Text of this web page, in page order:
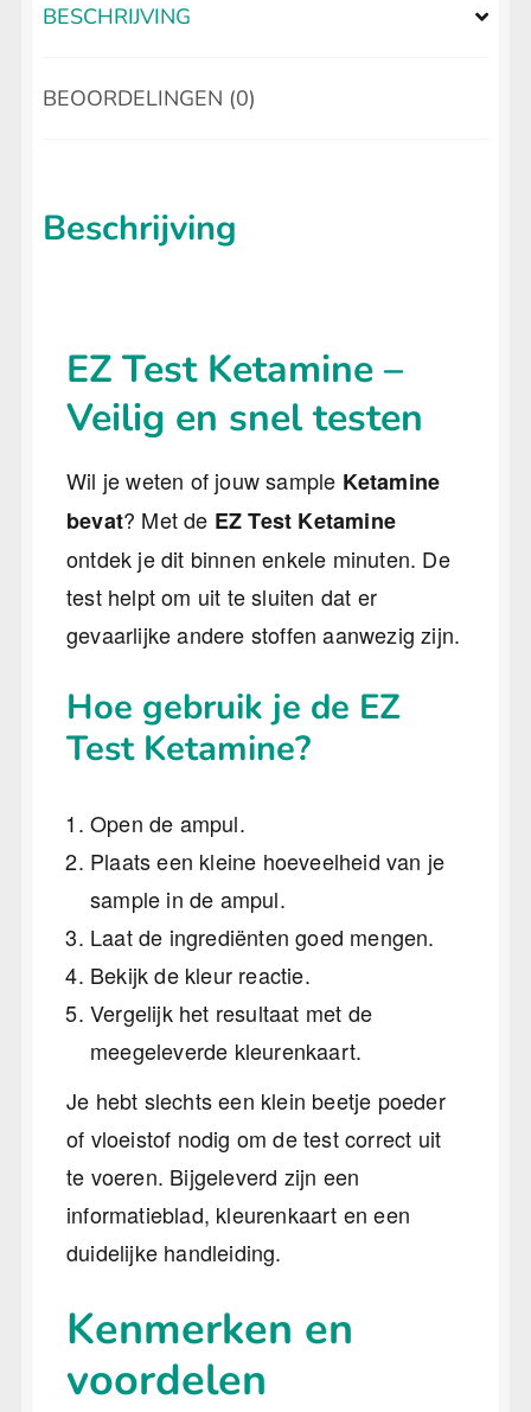
BESCHRIJVING
BEOORDELINGEN (0)
Beschrijving
EZ Test Ketamine –
Veilig en snel testen
Wil je weten of jouw sample Ketamine
bevat? Met de EZ Test Ketamine
ontdek je dit binnen enkele minuten. De
test helpt om uit te sluiten dat er
gevaarlijke andere stoffen aanwezig zijn.
Hoe gebruik je de EZ
Test Ketamine?
Open de ampul.
Plaats een kleine hoeveelheid van je
sample in de ampul.
Laat de ingrediënten goed mengen.
Bekijk de kleur reactie.
Vergelijk het resultaat met de
meegeleverde kleurenkaart.
Je hebt slechts een klein beetje poeder
of vloeistof nodig om de test correct uit
te voeren. Bijgeleverd zijn een
informatieblad, kleurenkaart en een
duidelijke handleiding.
Kenmerken en
voordelen